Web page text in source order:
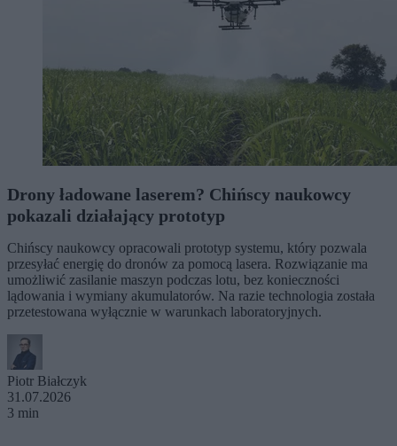
Drony ładowane laserem? Chińscy naukowcy
pokazali działający prototyp
Chińscy naukowcy opracowali prototyp systemu, który pozwala
przesyłać energię do dronów za pomocą lasera. Rozwiązanie ma
umożliwić zasilanie maszyn podczas lotu, bez konieczności
lądowania i wymiany akumulatorów. Na razie technologia została
przetestowana wyłącznie w warunkach laboratoryjnych.
Piotr Białczyk
31.07.2026
3 min